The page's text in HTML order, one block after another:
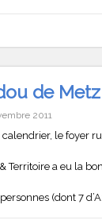
de Metz
2011
le foyer
Territoire a eu la
(dont 7